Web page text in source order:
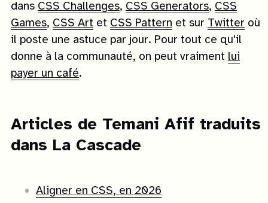
dans CSS Challenges, CSS Generators, CSS
Games, CSS Art et CSS Pattern et sur Twitter où
il poste une astuce par jour. Pour tout ce qu'il
donne à la communauté, on peut vraiment lui
payer un café.
Articles de Temani Afif traduits
dans La Cascade
Aligner en CSS, en 2026